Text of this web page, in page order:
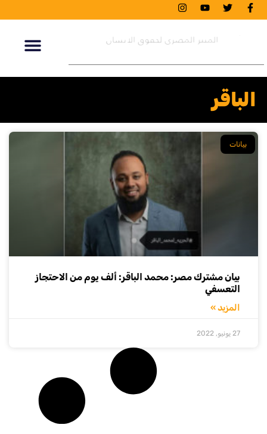
الباقر
بيانات
بيان مشترك مصر: محمد الباقر: ألف يوم من الاحتجاز
التعسفي
المزيد »
27 يونيو, 2022